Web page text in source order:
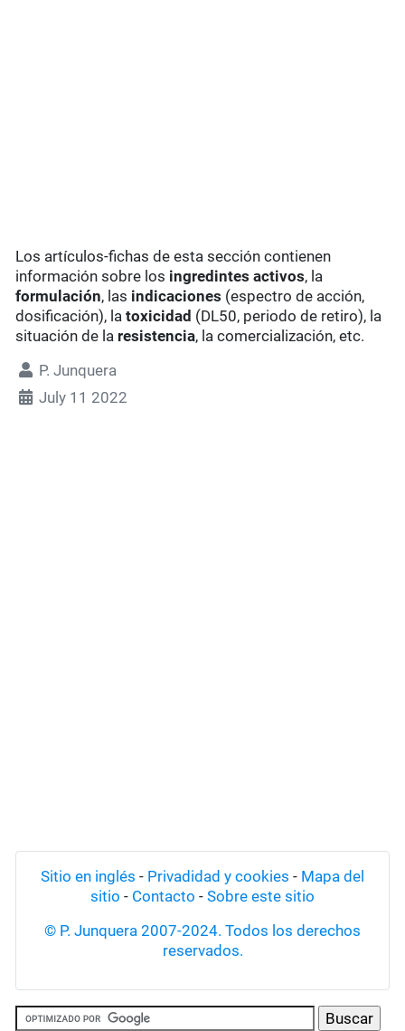
Los artículos-fichas de esta sección contienen
información sobre los ingredintes activos, la
formulación, las indicaciones (espectro de acción,
dosificación), latoxicidad (DL50, periodo de retiro), la
situación de la resistencia, la comercialización, etc.
P. Junquera
July 11 2022
Sitio en inglés - Privadidad y cookies - Mapa del
sitio - Contacto - Sobre este sitio
© P. Junquera 2007-2024. Todos los derechos
reservados.